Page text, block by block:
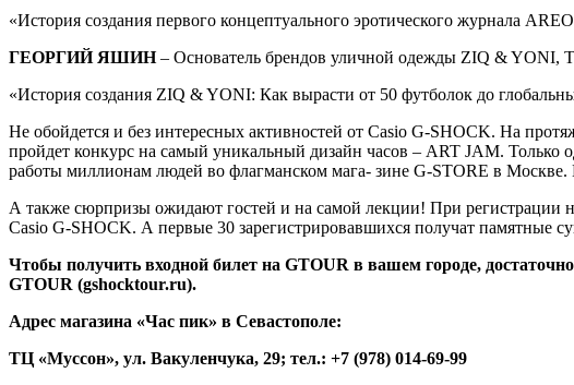
«История создания первого концептуального эротического журнала
ГЕОРГИЙ ЯШИН– Основатель брендов уличной одежды ZIQ & YONI,
«История создания ZIQ & YONI: Как вырасти от 50 футболок до
Не обойдется и без интересных активностей от Casio G-SHOCK. На
пройдет конкурс на самый уникальный дизайн часов – ART JAM. Только
работы миллионам людей во флагманском мага- зине G-STORE в
А также сюрпризы ожидают гостей и на самой лекции! При регистрации
Casio G-SHOCK. А первые 30 зарегистрировавшихся получат памятные
Чтобы получить входной билет на GTOUR в вашем городе,
GTOUR (gshocktour.ru).
Адрес магазина «Час пик» в Севастополе:
ТЦ «Муссон», ул. Вакуленчука, 29; тел.: +7 (978) 014-69-99